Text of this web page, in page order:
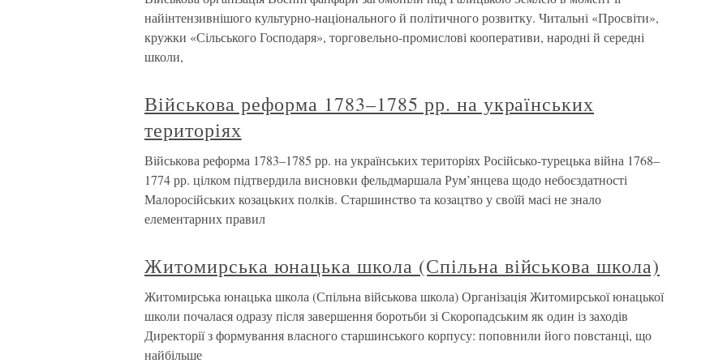
найінтензивнішого культурно-національного й політичного розвитку. Читальні «Просвіти»,
кружки «Сільського Господаря», торговельно-промислові кооперативи, народні й середні
школи,
Військова реформа 1783–1785 рр. на українських
територіях
Військова реформа 1783–1785 рр. на українських територіях Російсько-турецька війна 1768–
1774 рр. цілком підтвердила висновки фельдмаршала Рум’янцева щодо небоєздатності
Малоросійських козацьких полків. Старшинство та козацтво у своїй масі не знало
елементарних правил
Житомирська юнацька школа (Спільна військова школа)
Житомирська юнацька школа (Спільна військова школа) Організація Житомирської юнацької
школи почалася одразу після завершення боротьби зі Скоропадським як один із заходів
Директорії з формування власного старшинського корпусу: поповнили його повстанці, що
найбільше